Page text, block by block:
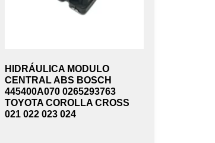
HIDRÁULICA MODULO
CENTRAL ABS BOSCH
445400A070 0265293763
TOYOTA COROLLA CROSS
021 022 023 024